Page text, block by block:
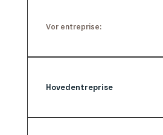
Vor entreprise:
Hovedentreprise